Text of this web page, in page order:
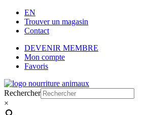
EN
Trouver un magasin
Contact
DEVENIR MEMBRE
Mon compte
Favoris
Aller
à
la
navigation
Aller
au
contenu
Rechercher
×